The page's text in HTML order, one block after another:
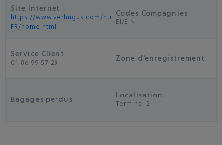
Site Internet
https://www.aerlingus.com/html/fr-
FR/home.html
Codes Compagnies
EI/EIN
Service Client
01 86 99 57 28 Zone d'enregistrement
Bagages perdus
Localisation
Terminal 2